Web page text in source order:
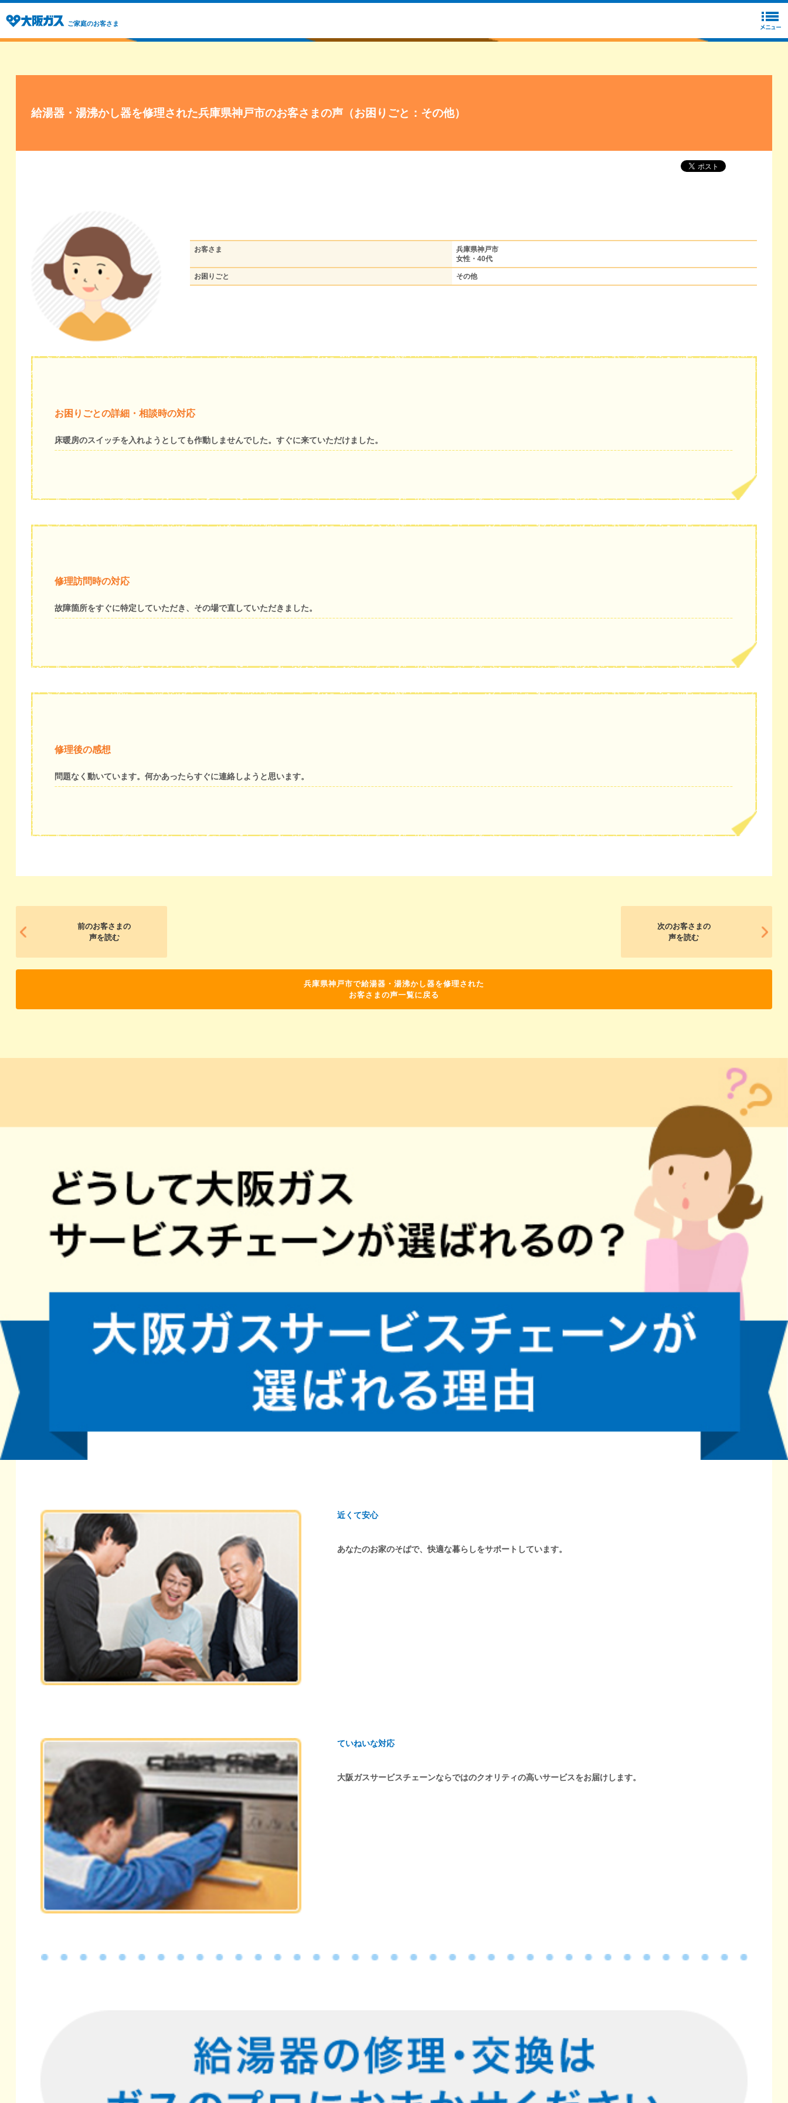
ご家庭のお客さま
給湯器・湯沸かし器を修理された兵庫県神戸市のお客さまの声（お困りごと：その他）
お客さま
兵庫県神戸市
女性・40代
お困りごと その他
お困りごとの詳細・相談時の対応
床暖房のスイッチを入れようとしても作動しませんでした。すぐに来ていただけました。
修理訪問時の対応
故障箇所をすぐに特定していただき、その場で直していただきました。
修理後の感想
問題なく動いています。何かあったらすぐに連絡しようと思います。
前のお客さまの
声を読む
次のお客さまの
声を読む
兵庫県神戸市で給湯器・湯沸かし器を修理された
お客さまの声一覧に戻る
近くて安心
あなたのお家のそばで、快適な暮らしをサポートしています。
ていねいな対応
大阪ガスサービスチェーンならではのクオリティの高いサービスをお届けします。